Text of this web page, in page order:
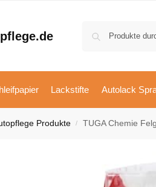
Lackstifte Autolack
Produkte / TUGA Chemie